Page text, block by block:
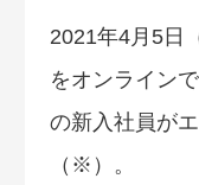
2021年4月5日
をオンライン
の新入社員が
（※）。